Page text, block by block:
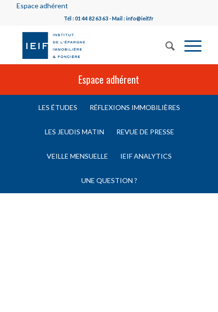
Espace adhérent
Tél : 01 44 82 63 63 - Mail : info@ieif.fr
Espace adhérent
LES ÉTUDES RÉFLEXIONS IMMOBILIÈRES
LES JEUDIS MATIN REVUE DE PRESSE
VEILLE MENSUELLE IEIF ANALYTICS
UNE QUESTION ?